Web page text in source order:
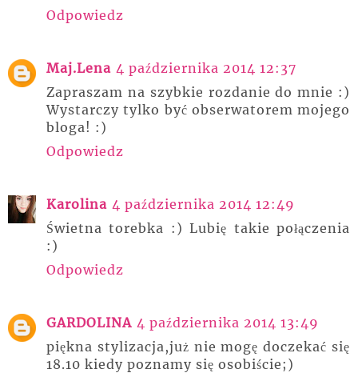
Odpowiedz
Maj.Lena 4 października 2014 12:37
Zapraszam na szybkie rozdanie do mnie :)
Wystarczy tylko być obserwatorem mojego
bloga! :)
Odpowiedz
Karolina 4 października 2014 12:49
Świetna torebka :) Lubię takie połączenia
:)
Odpowiedz
GARDOLINA 4 października 2014 13:49
piękna stylizacja,już nie mogę doczekać się
18.10 kiedy poznamy się osobiście;)